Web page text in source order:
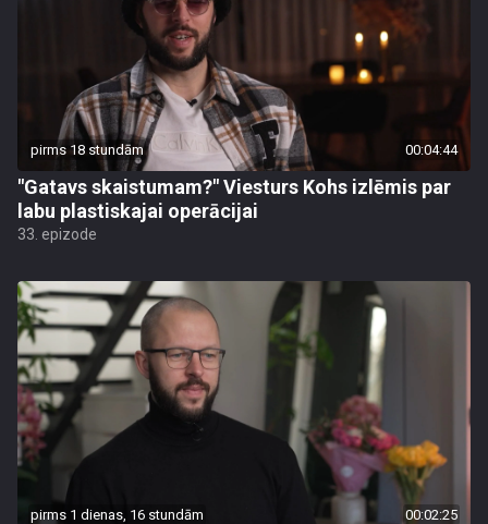
pirms 18 stundām 00:04:44
"Gatavs skaistumam?" Viesturs Kohs izlēmis par
labu plastiskajai operācijai
33. epizode
pirms 1 dienas, 16 stundām 00:02:25